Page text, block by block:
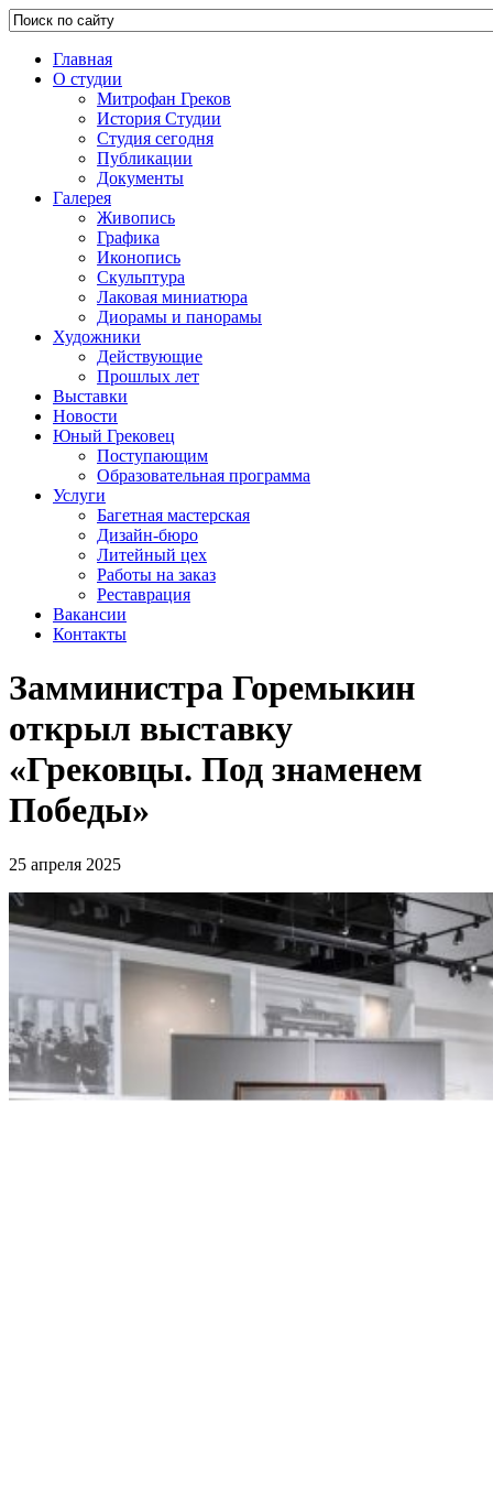
Главная
О студии
Митрофан Греков
История Студии
Студия сегодня
Публикации
Документы
Галерея
Живопись
Графика
Иконопись
Скульптура
Лаковая миниатюра
Диорамы и панорамы
Художники
Действующие
Прошлых лет
Выставки
Новости
Юный Грековец
Поступающим
Образовательная программа
Услуги
Багетная мастерская
Дизайн-бюро
Литейный цех
Работы на заказ
Реставрация
Вакансии
Контакты
Замминистра Горемыкин
открыл выставку
«Грековцы. Под знаменем
Победы»
25 апреля 2025